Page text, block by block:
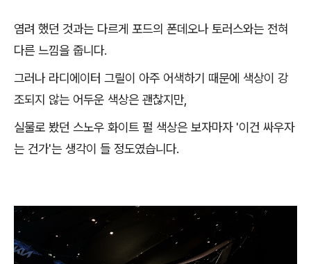
염려 했던 것과는 다르게 포드의 폰데오나 토러스와는 전혀
다른 느낌을 줍니다.
그러나 라디에이터 그릴이 아주 어색하기 때문에 색상이 강
조되지 않는 어두운 색상은 괜찮지만,
실물로 봤던 스노우 화이트 펄 색상은 보자마자 '이건 싸우자
는 건가'는 생각이 들 정도였습니다.